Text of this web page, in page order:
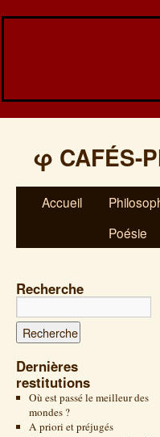
φ CAFÉS-
Accueil
Poésie
Recherche
Dernières
restitutions
Où est passé le meilleur des
mondes ?
A priori et préjugés